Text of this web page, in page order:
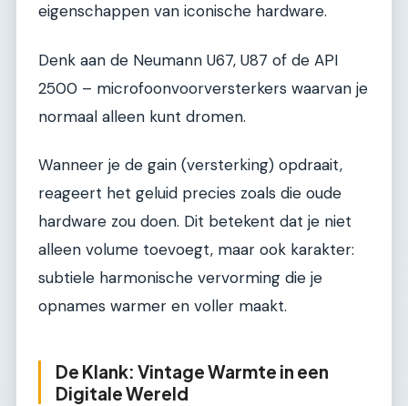
eigenschappen van iconische hardware.
Denk aan de Neumann U67, U87 of de API
2500 – microfoonvoorversterkers waarvan je
normaal alleen kunt dromen.
Wanneer je de gain (versterking) opdraait,
reageert het geluid precies zoals die oude
hardware zou doen. Dit betekent dat je niet
alleen volume toevoegt, maar ook karakter:
subtiele harmonische vervorming die je
opnames warmer en voller maakt.
De Klank: Vintage Warmte in een
Digitale Wereld